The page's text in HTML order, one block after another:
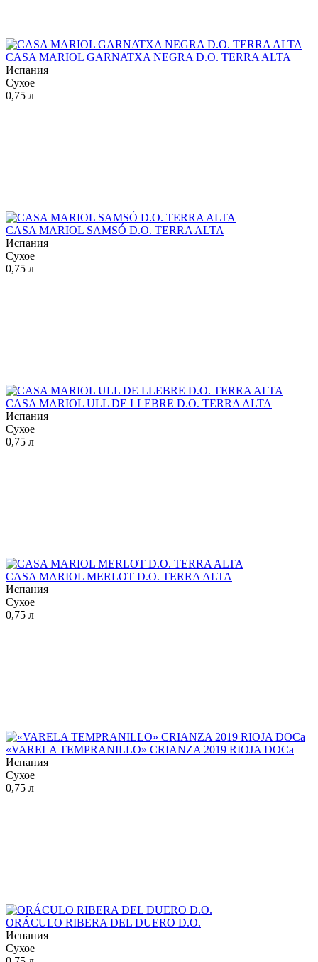
CASA MARIOL GARNATXA NEGRA D.O. TERRA ALTA
Испания
Сухое
0,75 л
CASA MARIOL SAMSÓ D.O. TERRA ALTA
Испания
Сухое
0,75 л
CASA MARIOL ULL DE LLEBRE D.O. TERRA ALTA
Испания
Сухое
0,75 л
CASA MARIOL MERLOT D.O. TERRA ALTA
Испания
Сухое
0,75 л
«VARELA TEMPRANILLO» CRIANZA 2019 RIOJA DOCa
Испания
Сухое
0,75 л
ORÁCULO RIBERA DEL DUERO D.O.
Испания
Сухое